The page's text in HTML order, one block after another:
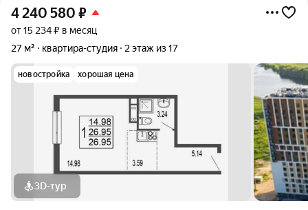
4 240 580 ₽
от 15 234 ₽ в месяц
27 м²
квартира-студия 2 этаж из 17
новостройка хорошая цена
3D-тур